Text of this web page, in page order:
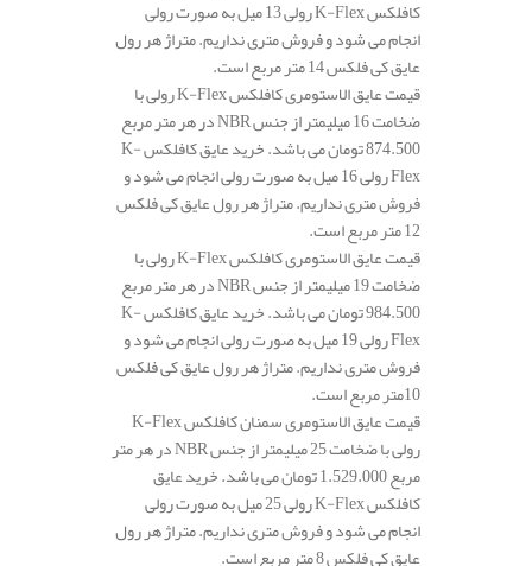
کافلکس K-Flex رولی 13 میل به صورت رولی
انجام می شود و فروش متری نداریم. متراژ هر رول
عایق کی فلکس 14 متر مربع است.
قیمت عایق الاستومری کافلکس K-Flex رولی با
ضخامت 16 میلیمتر از جنس NBR در هر متر مربع
874.500 تومان می باشد. خرید عایق کافلکس K-
Flex رولی 16 میل به صورت رولی انجام می شود و
فروش متری نداریم. متراژ هر رول عایق کی فلکس
12 متر مربع است.
قیمت عایق الاستومری کافلکس K-Flex رولی با
ضخامت 19 میلیمتر از جنس NBR در هر متر مربع
984.500 تومان می باشد. خرید عایق کافلکس K-
Flex رولی 19 میل به صورت رولی انجام می شود و
فروش متری نداریم. متراژ هر رول عایق کی فلکس
10متر مربع است.
قیمت عایق الاستومری سمنان کافلکس K-Flex
رولی با ضخامت 25 میلیمتر از جنس NBR در هر متر
مربع 1.529.000 تومان می باشد. خرید عایق
کافلکس K-Flex رولی 25 میل به صورت رولی
انجام می شود و فروش متری نداریم. متراژ هر رول
عایق کی فلکس 8 متر مربع است.